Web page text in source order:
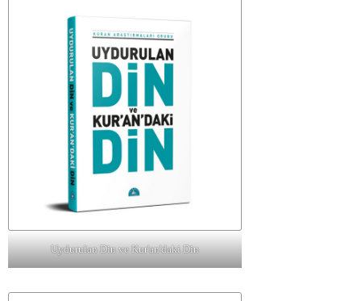
Uydurulan Din ve Kur'an'daki Din